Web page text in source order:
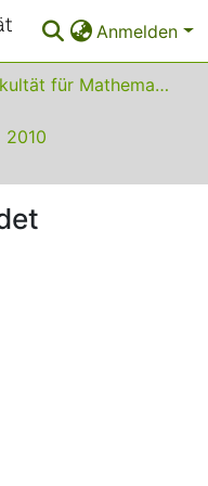
Anmelden
01 Fakultät für Mathematik
2010